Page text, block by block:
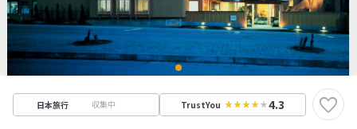
日本旅行 収集中 TrustYou 4.3